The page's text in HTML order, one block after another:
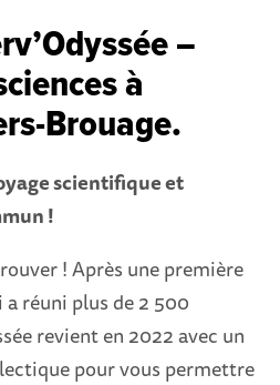
–
à
Brouage.
scientifique et
!
! Après une première
réuni plus de 2 500
revient en 2022 avec un
pour vous permettre